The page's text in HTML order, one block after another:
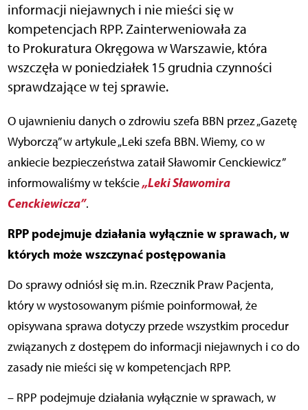
informacji niejawnych i nie mieści się w
kompetencjach RPP. Zainterweniowała za
to Prokuratura Okręgowa w Warszawie, która
wszczęła w poniedziałek 15 grudnia czynności
sprawdzające w tej sprawie.
O ujawnieniu danych o zdrowiu szefa BBN przez „Gazetę
Wyborczą” w artykule „Leki szefa BBN. Wiemy, co w
ankiecie bezpieczeństwa zataił Sławomir Cenckiewicz”
informowaliśmy w tekście„Leki Sławomira
Cenckiewicza”.
RPP podejmuje działania wyłącznie w sprawach, w
których może wszczynać postępowania
Do sprawy odniósł się m.in. Rzecznik Praw Pacjenta,
który w wystosowanym piśmie poinformował, że
opisywana sprawa dotyczy przede wszystkim procedur
związanych z dostępem do informacji niejawnych i co do
zasady nie mieści się w kompetencjach RPP.
– RPP podejmuje działania wyłącznie w sprawach, w